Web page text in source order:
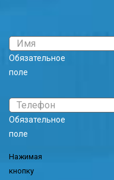
Обязательное
поле
Обязательное
поле
Нажимая
кнопку